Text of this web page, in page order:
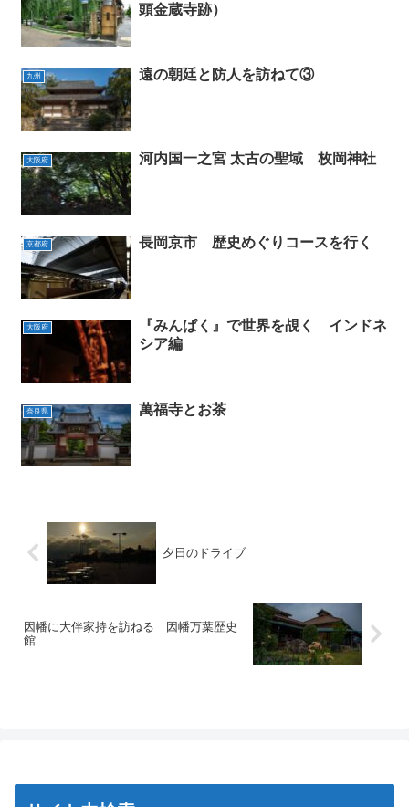
頭金蔵寺跡）
九州 遠の朝廷と防人を訪ねて③
大阪府 河内国一之宮 太古の聖域 枚岡神社
京都府 長岡京市 歴史めぐりコースを行く
大阪府
『みんぱく』で世界を覘く インドネ
シア編
奈良県 萬福寺とお茶
夕日のドライブ
因幡に大伴家持を訪ねる 因幡万葉歴史
館